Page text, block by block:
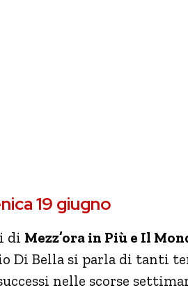
19 giugno
di Mezz’ora in Più e Il
Di Bella si parla di tanti
nelle scorse